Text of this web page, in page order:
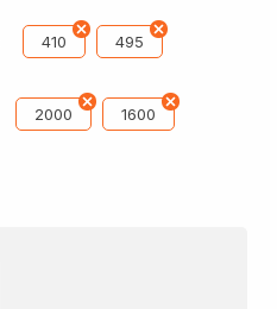
410
495
2000
1600